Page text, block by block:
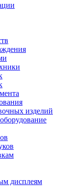
изделий
дисплеям